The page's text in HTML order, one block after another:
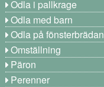
Odla i pallkrage
Odla med barn
Odla på fönsterbrädan
Omställning
Päron
Perenner